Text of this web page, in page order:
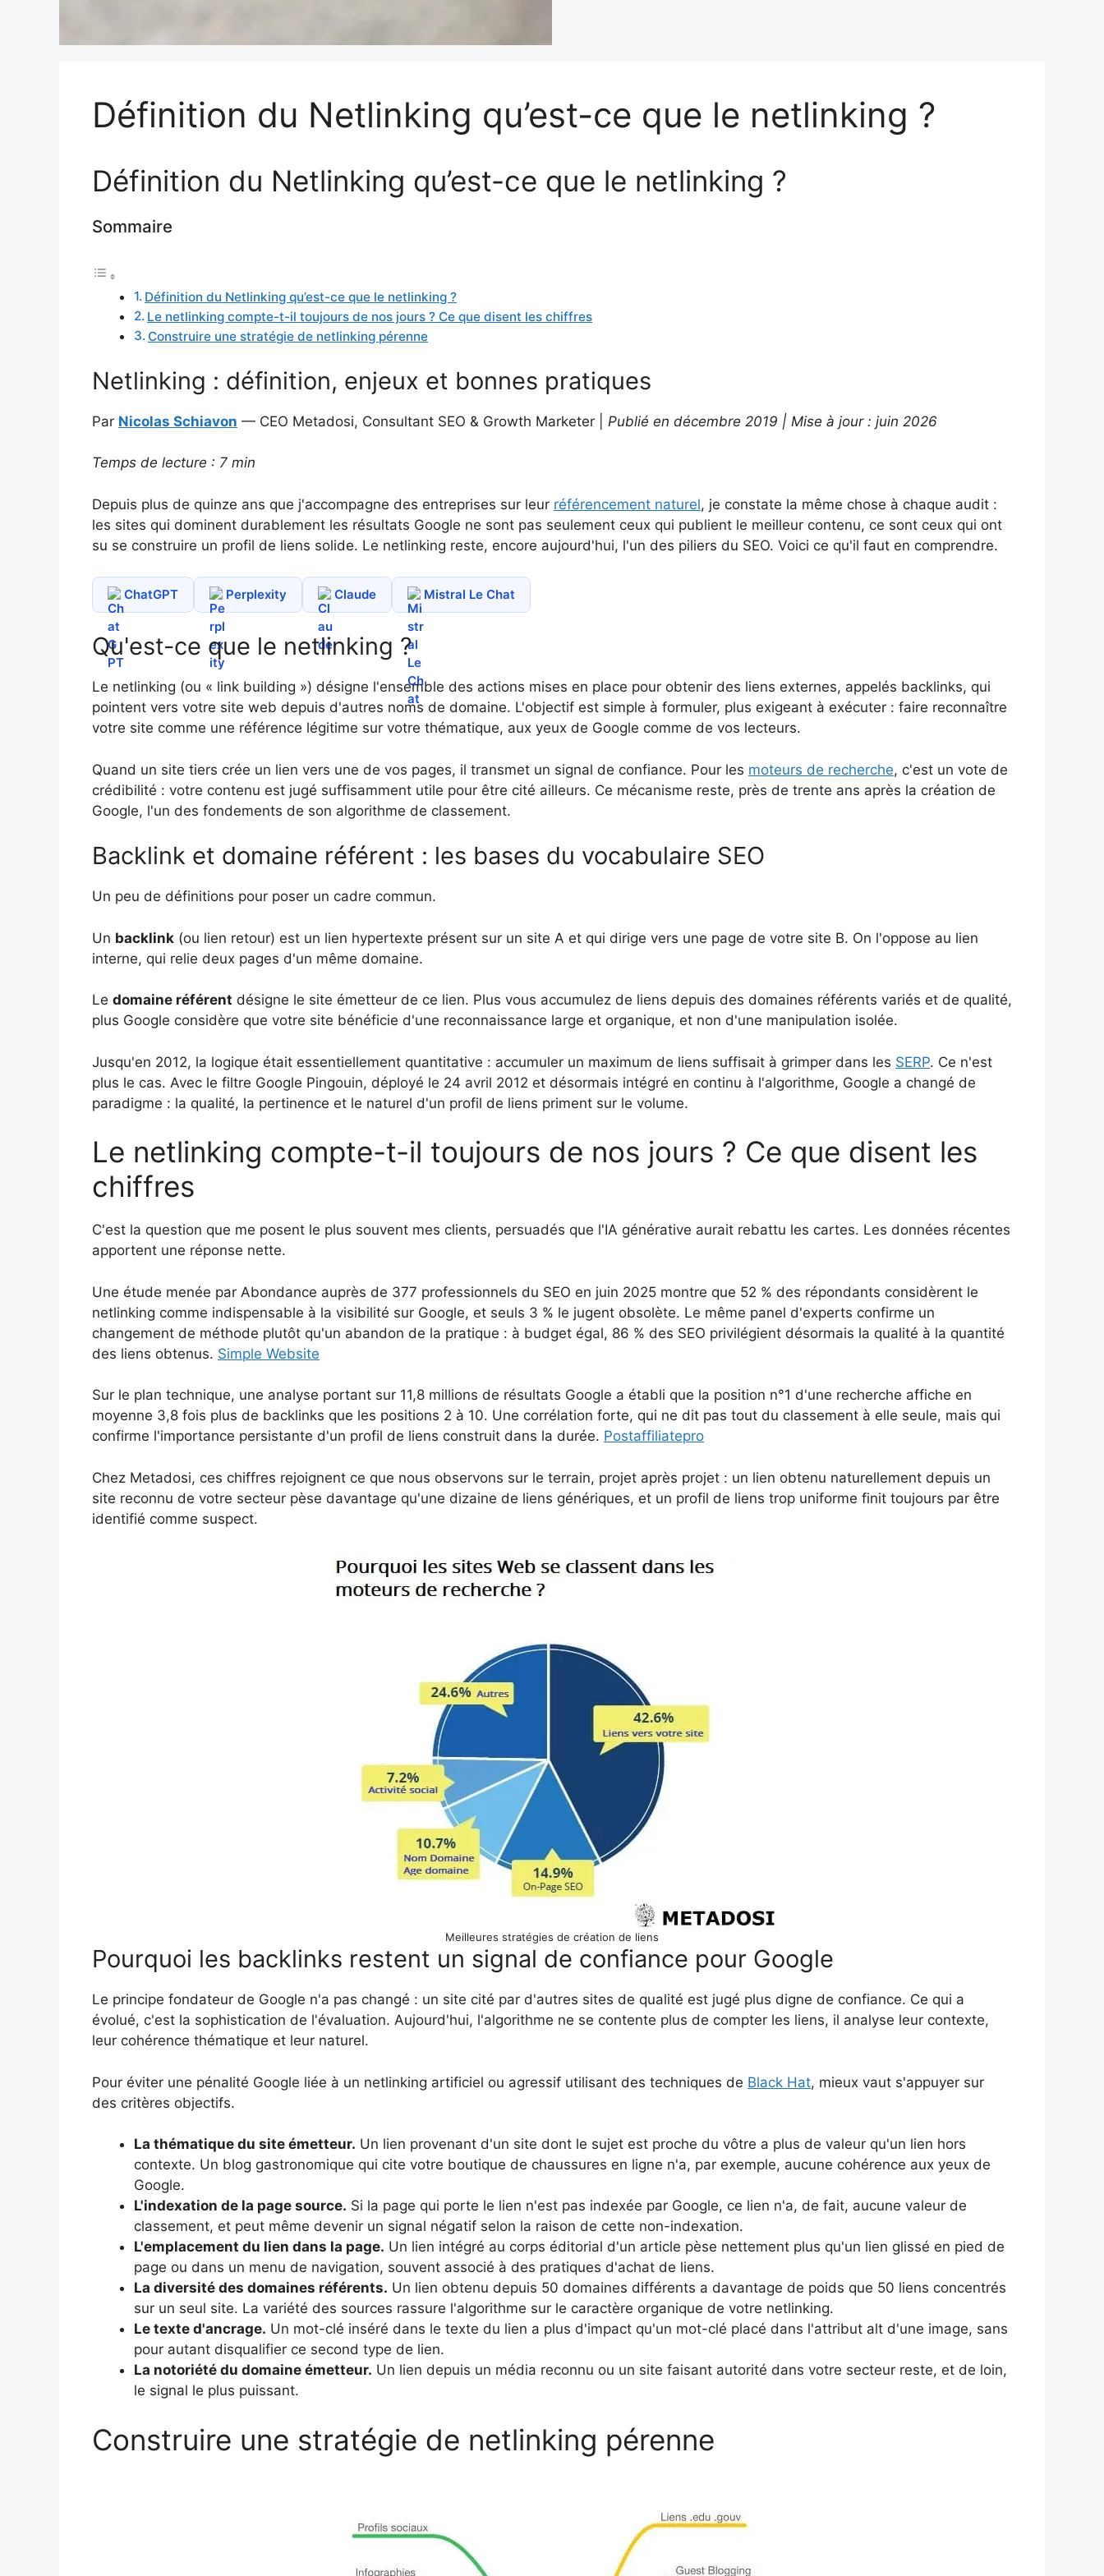
Définition du Netlinking qu’est-ce que le netlinking ?
Définition du Netlinking qu’est-ce que le netlinking ?
Sommaire
Définition du Netlinking qu’est-ce que le netlinking ?
Le netlinking compte-t-il toujours de nos jours ? Ce que disent les chiffres
Construire une stratégie de netlinking pérenne
Netlinking : définition, enjeux et bonnes pratiques
Par Nicolas Schiavon — CEO Metadosi, Consultant SEO & Growth Marketer | Publié en décembre 2019 | Mise à jour : juin 2026
Temps de lecture : 7 min
Depuis plus de quinze ans que j'accompagne des entreprises sur leur référencement naturel, je constate la même chose à chaque audit :
les sites qui dominent durablement les résultats Google ne sont pas seulement ceux qui publient le meilleur contenu, ce sont ceux qui ont
su se construire un profil de liens solide. Le netlinking reste, encore aujourd'hui, l'un des piliers du SEO. Voici ce qu'il faut en comprendre.
ChatGPT Perplexity Claude Mistral Le Chat
Qu'est-ce que le netlinking ?
Le netlinking (ou « link building ») désigne l'ensemble des actions mises en place pour obtenir des liens externes, appelés backlinks, qui
pointent vers votre site web depuis d'autres noms de domaine. L'objectif est simple à formuler, plus exigeant à exécuter : faire reconnaître
votre site comme une référence légitime sur votre thématique, aux yeux de Google comme de vos lecteurs.
Quand un site tiers crée un lien vers une de vos pages, il transmet un signal de confiance. Pour les moteurs de recherche, c'est un vote de
crédibilité : votre contenu est jugé suffisamment utile pour être cité ailleurs. Ce mécanisme reste, près de trente ans après la création de
Google, l'un des fondements de son algorithme de classement.
Backlink et domaine référent : les bases du vocabulaire SEO
Un peu de définitions pour poser un cadre commun.
Un backlink (ou lien retour) est un lien hypertexte présent sur un site A et qui dirige vers une page de votre site B. On l'oppose au lien
interne, qui relie deux pages d'un même domaine.
Le domaine référent désigne le site émetteur de ce lien. Plus vous accumulez de liens depuis des domaines référents variés et de qualité,
plus Google considère que votre site bénéficie d'une reconnaissance large et organique, et non d'une manipulation isolée.
Jusqu'en 2012, la logique était essentiellement quantitative : accumuler un maximum de liens suffisait à grimper dans les SERP. Ce n'est
plus le cas. Avec le filtre Google Pingouin, déployé le 24 avril 2012 et désormais intégré en continu à l'algorithme, Google a changé de
paradigme : la qualité, la pertinence et le naturel d'un profil de liens priment sur le volume.
Le netlinking compte-t-il toujours de nos jours ? Ce que disent les
chiffres
C'est la question que me posent le plus souvent mes clients, persuadés que l'IA générative aurait rebattu les cartes. Les données récentes
apportent une réponse nette.
Une étude menée par Abondance auprès de 377 professionnels du SEO en juin 2025 montre que 52 % des répondants considèrent le
netlinking comme indispensable à la visibilité sur Google, et seuls 3 % le jugent obsolète. Le même panel d'experts confirme un
changement de méthode plutôt qu'un abandon de la pratique : à budget égal, 86 % des SEO privilégient désormais la qualité à la quantité
des liens obtenus. Simple Website
Sur le plan technique, une analyse portant sur 11,8 millions de résultats Google a établi que la position n°1 d'une recherche affiche en
moyenne 3,8 fois plus de backlinks que les positions 2 à 10. Une corrélation forte, qui ne dit pas tout du classement à elle seule, mais qui
confirme l'importance persistante d'un profil de liens construit dans la durée. Postaffiliatepro
Chez Metadosi, ces chiffres rejoignent ce que nous observons sur le terrain, projet après projet : un lien obtenu naturellement depuis un
site reconnu de votre secteur pèse davantage qu'une dizaine de liens génériques, et un profil de liens trop uniforme finit toujours par être
identifié comme suspect.
Meilleures stratégies de création de liens
Pourquoi les backlinks restent un signal de confiance pour Google
Le principe fondateur de Google n'a pas changé : un site cité par d'autres sites de qualité est jugé plus digne de confiance. Ce qui a
évolué, c'est la sophistication de l'évaluation. Aujourd'hui, l'algorithme ne se contente plus de compter les liens, il analyse leur contexte,
leur cohérence thématique et leur naturel.
Pour éviter une pénalité Google liée à un netlinking artificiel ou agressif utilisant des techniques de Black Hat, mieux vaut s'appuyer sur
des critères objectifs.
La thématique du site émetteur. Un lien provenant d'un site dont le sujet est proche du vôtre a plus de valeur qu'un lien hors
contexte. Un blog gastronomique qui cite votre boutique de chaussures en ligne n'a, par exemple, aucune cohérence aux yeux de
Google.
L'indexation de la page source. Si la page qui porte le lien n'est pas indexée par Google, ce lien n'a, de fait, aucune valeur de
classement, et peut même devenir un signal négatif selon la raison de cette non-indexation.
L'emplacement du lien dans la page. Un lien intégré au corps éditorial d'un article pèse nettement plus qu'un lien glissé en pied de
page ou dans un menu de navigation, souvent associé à des pratiques d'achat de liens.
La diversité des domaines référents. Un lien obtenu depuis 50 domaines différents a davantage de poids que 50 liens concentrés
sur un seul site. La variété des sources rassure l'algorithme sur le caractère organique de votre netlinking.
Le texte d'ancrage. Un mot-clé inséré dans le texte du lien a plus d'impact qu'un mot-clé placé dans l'attribut alt d'une image, sans
pour autant disqualifier ce second type de lien.
La notoriété du domaine émetteur. Un lien depuis un média reconnu ou un site faisant autorité dans votre secteur reste, et de loin,
le signal le plus puissant.
Construire une stratégie de netlinking pérenne